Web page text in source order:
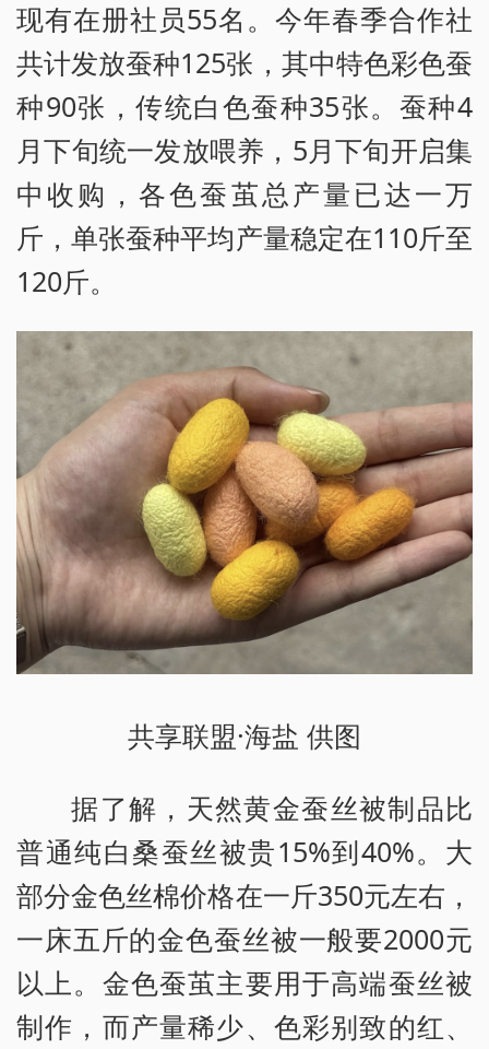
现有在册社员55名。今年春季合作社
共计发放蚕种125张，其中特色彩色蚕
种90张，传统白色蚕种35张。蚕种4
月下旬统一发放喂养，5月下旬开启集
中收购，各色蚕茧总产量已达一万
斤，单张蚕种平均产量稳定在110斤至
120斤。
共享联盟·海盐 供图
据了解，天然黄金蚕丝被制品比
普通纯白桑蚕丝被贵15%到40%。大
部分金色丝棉价格在一斤350元左右，
一床五斤的金色蚕丝被一般要2000元
以上。金色蚕茧主要用于高端蚕丝被
制作，而产量稀少、色彩别致的红、